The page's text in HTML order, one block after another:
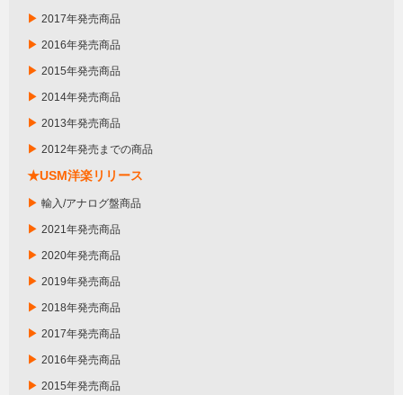
▶ 2017年発売商品
▶ 2016年発売商品
▶ 2015年発売商品
▶ 2014年発売商品
▶ 2013年発売商品
▶ 2012年発売までの商品
★USM洋楽リリース
▶ 輸入/アナログ盤商品
▶ 2021年発売商品
▶ 2020年発売商品
▶ 2019年発売商品
▶ 2018年発売商品
▶ 2017年発売商品
▶ 2016年発売商品
▶ 2015年発売商品